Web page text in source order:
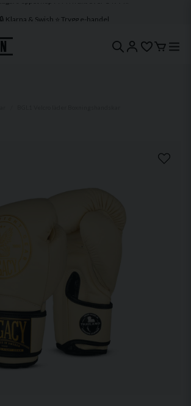
🔒 Klarna & Swish ⭐ Trygg e-handel